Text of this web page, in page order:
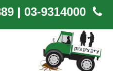
03-9314000 | 1-700-500-889